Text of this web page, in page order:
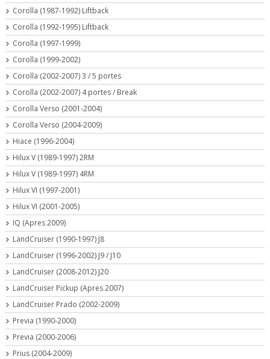
Corolla (1987-1992) Liftback
Corolla (1992-1995) Liftback
Corolla (1997-1999)
Corolla (1999-2002)
Corolla (2002-2007) 3 / 5 portes
Corolla (2002-2007) 4 portes / Break
Corolla Verso (2001-2004)
Corolla Verso (2004-2009)
Hiace (1996-2004)
Hilux V (1989-1997) 2RM
Hilux V (1989-1997) 4RM
Hilux VI (1997-2001)
Hilux VI (2001-2005)
IQ (Apres 2009)
LandCruiser (1990-1997) J8
LandCruiser (1996-2002) J9 / J10
LandCruiser (2008-2012) J20
LandCruiser Pickup (Apres 2007)
LandCruiser Prado (2002-2009)
Previa (1990-2000)
Previa (2000-2006)
Prius (2004-2009)